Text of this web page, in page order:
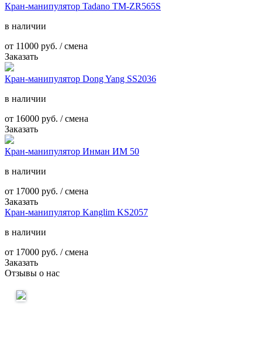
Кран-манипулятор Tadano TM-ZR565S
в наличии
от 11000 руб. / смена
Заказать
Кран-манипулятор Dong Yang SS2036
в наличии
от 16000 руб. / смена
Заказать
Кран-манипулятор Инман ИМ 50
в наличии
от 17000 руб. / смена
Заказать
Кран-манипулятор Kanglim KS2057
в наличии
от 17000 руб. / смена
Заказать
Отзывы о нас